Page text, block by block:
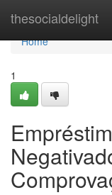
thesocialdelight
Home
Home
1